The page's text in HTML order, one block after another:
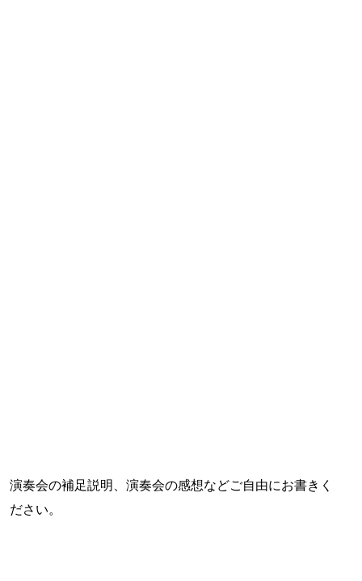
演奏会の補足説明、演奏会の感想などご自由にお書きく
ださい。